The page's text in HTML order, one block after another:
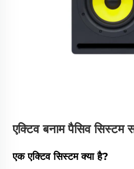
एक्टिव बनाम पैसिव सिस्टम
एक एक्टिव सिस्टम क्या है?